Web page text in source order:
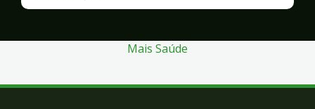
Mais Saúde